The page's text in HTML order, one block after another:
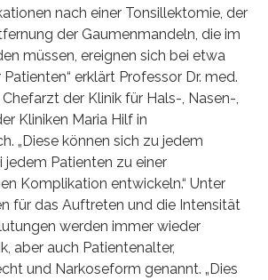
nach einer Tonsillektomie, der
der Gaumenmandeln, die im
müssen, ereignen sich bei etwa
erklärt Professor Dr. med.
der Klinik für Hals-, Nasen-,
Kliniken Maria Hilf in
„Diese können sich zu jedem
Patienten zu einer
Komplikation entwickeln.“ Unter
für das Auftreten und die Intensität
werden immer wieder
aber auch Patientenalter,
und Narkoseform genannt. „Dies